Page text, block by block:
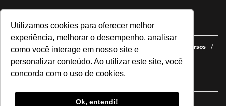
Utilizamos cookies para oferecer melhor
experiência, melhorar o desempenho, analisar
como você interage em nosso site e
personalizar conteúdo. Ao utilizar este site, você
concorda com o uso de cookies.
Ok, entendi!
Navegue no site
Últimas notícias Quem somos E-books gratuitos
Cursos
Política de privacidade